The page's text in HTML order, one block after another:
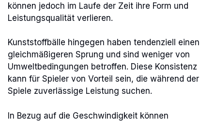
können jedoch im Laufe der Zeit ihre Form und
Leistungsqualität verlieren.
Kunststoffbälle hingegen haben tendenziell einen
gleichmäßigeren Sprung und sind weniger von
Umweltbedingungen betroffen. Diese Konsistenz
kann für Spieler von Vorteil sein, die während der
Spiele zuverlässige Leistung suchen.
In Bezug auf die Geschwindigkeit können